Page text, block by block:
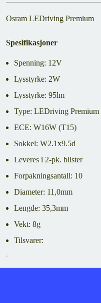
Osram LEDriving Premium
Spesifikasjoner
Spenning: 12V
Lysstyrke: 2W
Lysstyrke: 95lm
Type: LEDriving Premium
ECE: W16W (T15)
Sokkel: W2.1x9.5d
Leveres i 2-pk. blister
Forpakningsantall: 10
Diameter: 11,0mm
Lengde: 35,3mm
Vekt: 8g
Tilsvarer: